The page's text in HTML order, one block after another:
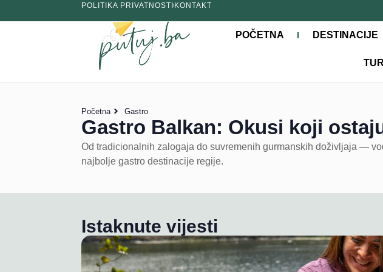
POLITIKA PRIVATNOSTIKONTAKT
POČETNA DESTINACIJE
Početna Gastro
Gastro Balkan: Okusi koji
Od tradicionalnih zalogaja do suvremenih gurmanskih doživljaja —
najbolje gastro destinacije regije.
Istaknute vijesti